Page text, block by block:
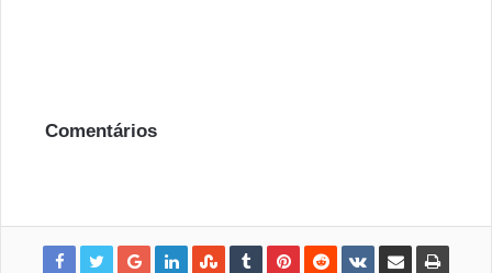
Comentários